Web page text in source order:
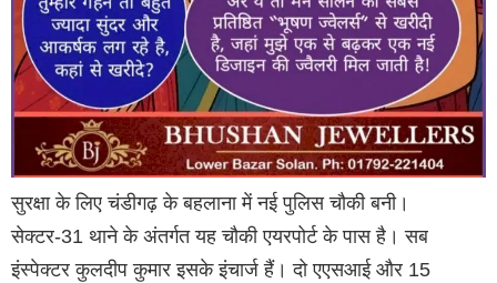
सुरक्षा के लिए चंडीगढ़ के बहलाना में नई पुलिस चौकी बनी।
सेक्टर-31 थाने के अंतर्गत यह चौकी एयरपोर्ट के पास है। सब
इंस्पेक्टर कुलदीप कुमार इसके इंचार्ज हैं। दो एएसआई और 15